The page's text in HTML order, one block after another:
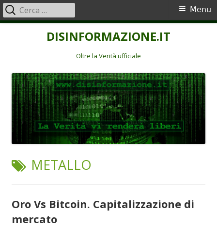
DISINFORMAZIONE.IT
Oltre la Verità ufficiale
Menu
principale
Menu
Ricerca
per:
TAG:
METALLO
Oro Vs Bitcoin. Capitalizzazione di
mercato